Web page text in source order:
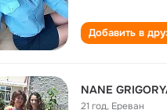
Добавить в
NANE
21 год, Ереван